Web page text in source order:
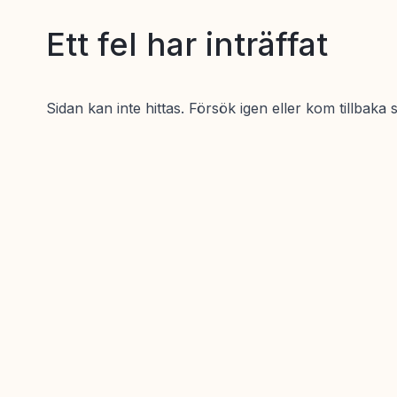
Ett fel har inträffat
Sidan kan inte hittas. Försök igen eller kom tillbaka